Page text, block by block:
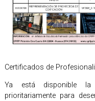
Certificados de
Ya está disponible
prioritariamente para